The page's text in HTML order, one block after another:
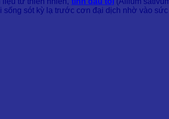
sót kỳ lạ trước cơn đại dịch nhờ vào